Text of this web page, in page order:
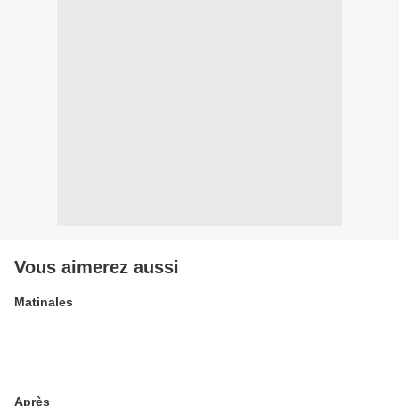
Vous aimerez aussi
Matinales
Après